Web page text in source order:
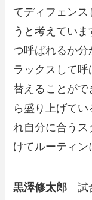
てディフェンス
うと考えてい
つ呼ばれるか分
ラックスして
替えることが
ら盛り上げて
れ自分に合う
けてルーティン
黒澤修太郎 試